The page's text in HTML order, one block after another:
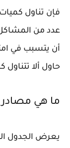
فإن تناول
عدد من
أن يتسبب في
حاول ألا تتناول
ما هي مصادر
يعرض الجدول